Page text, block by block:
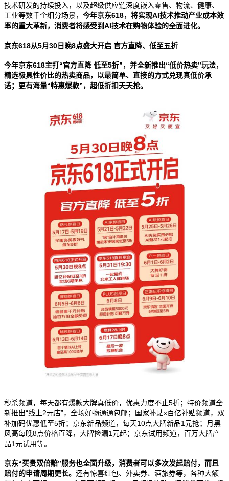
技术研发的持续投入，以及超级供应链深度嵌入零售、物流、健康、
工业等数千个细分场景， 今年京东618，将实现AI技术推动产业成本效
率的重大革新，消费者将感受到AI技术在购物体验的全面进化。
京东618从5月30 日晚8点盛大开启 官方直降、低至五折
今年京东618主打“官方直降 低至5折”，并全新推出“低价热卖”玩法，
精选极具性价比的热卖商品，以最简单、直接的方式兑现真低价承
诺；更有海量“特惠爆款”，超低折扣天天抢。
秒杀频道，每天都有爆款大牌真低价，优惠力度不止5折；特价频道全
新推出“线上2元店”，全场好物通通包邮；国家补贴x百亿补贴频道，双
补加码优惠低至5折；京东新品频道，每天10点大牌新品1元抢；月黑
风高每晚8点价格直降，大牌捡漏1元起；京东试用频道，百万大牌产
品1元试用等。
京东“买贵双倍赔”服务也全面升级，消费者可以多次发起赔付，而且
赔付的申请周期更长。 还有惊喜红包、外卖券、酒旅券等，各种大额